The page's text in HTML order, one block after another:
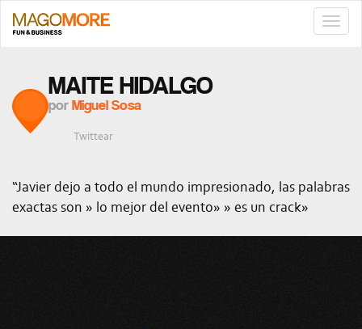
MAITE HIDALGO
porMiguel Sosa
Twittear
“Javier dejo a todo el mundo impresionado, las palabras
exactas son » lo mejor del evento» » es un crack»